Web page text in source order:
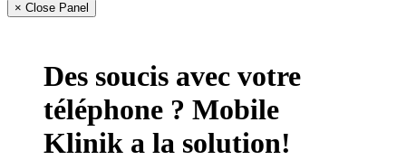
× Close Panel
Des soucis avec votre
téléphone ? Mobile
Klinik a la solution!